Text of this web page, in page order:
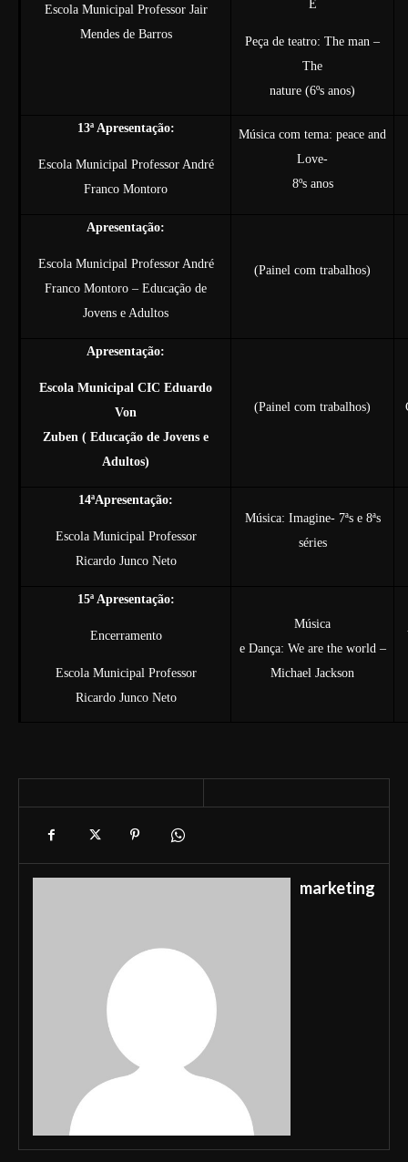
Escola Municipal Professor Jair
Mendes de Barros
E
Peça de teatro: The man –
The
nature (6ºs anos)
13ª Apresentação:
Escola Municipal Professor André
Franco Montoro
Música com tema: peace and
Love-
8ºs anos
Apresentação:
Escola Municipal Professor André
Franco Montoro – Educação de
Jovens e Adultos
(Painel com trabalhos)
Apresentação:
Escola Municipal CIC Eduardo
Von
Zuben ( Educação de Jovens e
Adultos)
(Painel com trabalhos)
14ªApresentação:
Escola Municipal Professor
Ricardo Junco Neto
Música: Imagine- 7ªs e 8ªs
séries
15ª Apresentação:
Encerramento
Escola Municipal Professor
Ricardo Junco Neto
Música
e Dança: We are the world –
Michael Jackson
marketing